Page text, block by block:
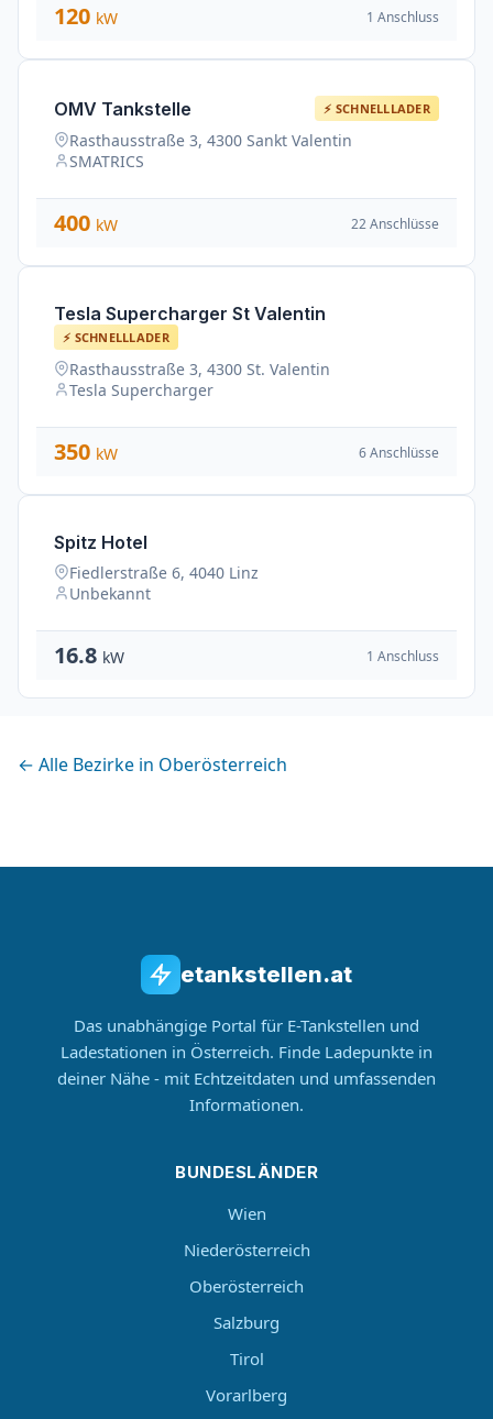
120 kW 1 Anschluss
OMV Tankstelle ⚡ SCHNELLLADER
Rasthausstraße 3, 4300 Sankt Valentin
SMATRICS
400 kW 22 Anschlüsse
Tesla Supercharger St Valentin
⚡ SCHNELLLADER
Rasthausstraße 3, 4300 St. Valentin
Tesla Supercharger
350 kW 6 Anschlüsse
Spitz Hotel
Fiedlerstraße 6, 4040 Linz
Unbekannt
16.8 kW 1 Anschluss
← Alle Bezirke in Oberösterreich
etankstellen.at
Das unabhängige Portal für E-Tankstellen und
Ladestationen in Österreich. Finde Ladepunkte in
deiner Nähe - mit Echtzeitdaten und umfassenden
Informationen.
BUNDESLÄNDER
Wien
Niederösterreich
Oberösterreich
Salzburg
Tirol
Vorarlberg